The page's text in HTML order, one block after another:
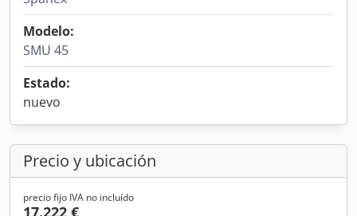
Modelo:
SMU 45
Estado:
nuevo
Precio y ubicación
precio fijo IVA no incluído
17.222 €